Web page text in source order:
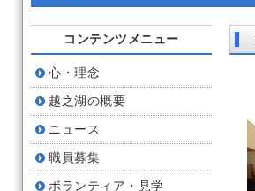
コンテンツメニュー
心・理念
越之湖の概要
ニュース
職員募集
ボランティア・見学